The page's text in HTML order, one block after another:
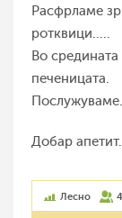
Расфрламе
ротквици.....
Во средината
печеницата.
Послужуваме.
Добар апетит.
Лесно